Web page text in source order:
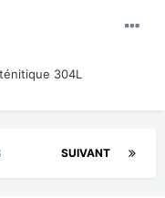
304L
SUIVANT